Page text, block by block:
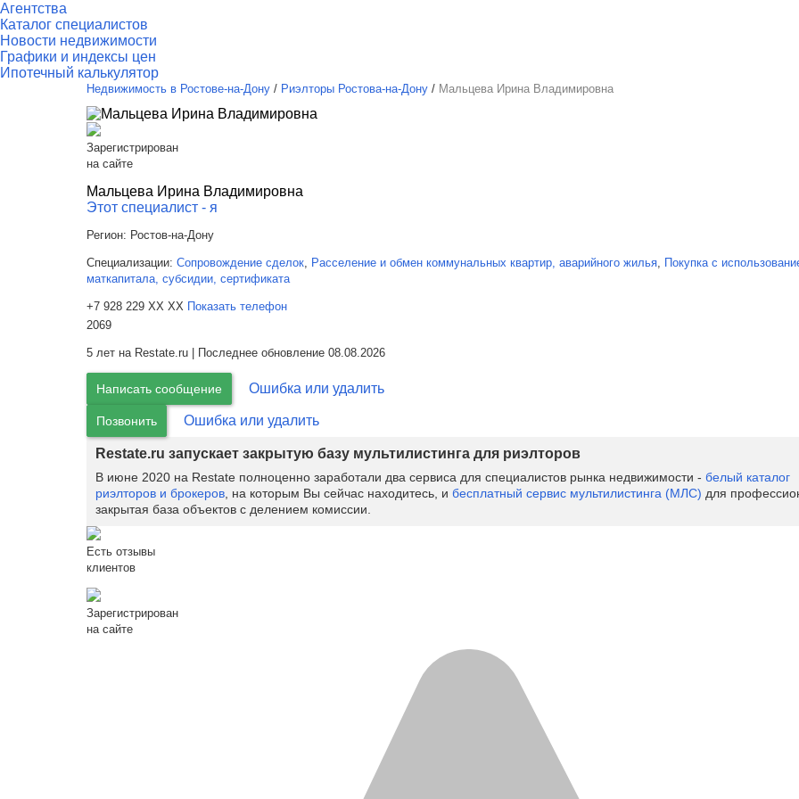
Агентства
Каталог специалистов
Новости недвижимости
Графики и индексы цен
Ипотечный калькулятор
Недвижимость в Ростове-на-Дону / Риэлторы Ростова-на-Дону / Мальцева Ирина Владимировна
Зарегистрирован
на сайте
Мальцева Ирина Владимировна
Этот специалист - я
Регион: Ростов-на-Дону
Специализации: Сопровождение сделок, Расселение и обмен коммунальных квартир, аварийного жилья, Покупка с
маткапитала, субсидии, сертификата
+7 928 229 XX XX Показать телефон
2069
5 лет на Restate.ru | Последнее обновление 08.08.2026
Написать сообщение Ошибка или удалить
Позвонить Ошибка или удалить
Restate.ru запускает закрытую базу мультилистинга для риэлторов
В июне 2020 на Restate полноценно заработали два сервиса для специалистов рынка недвижимости - белый каталог
риэлторов и брокеров , на которым Вы сейчас находитесь, и бесплатный сервис мультилистинга (МЛС) для
закрытая база объектов с делением комиссии.
Есть отзывы
клиентов
Зарегистрирован
на сайте